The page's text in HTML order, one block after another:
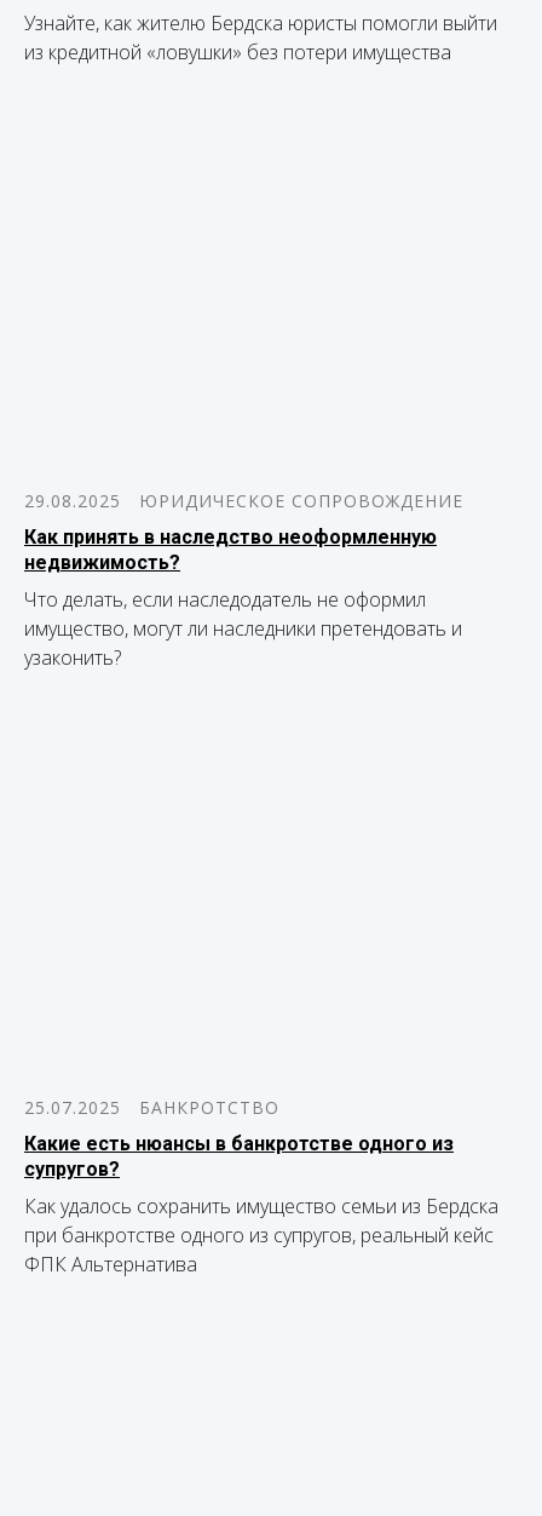
Узнайте, как жителю Бердска юристы помогли выйти
из кредитной «ловушки» без потери имущества
29.08.2025
ЮРИДИЧЕСКОЕ СОПРОВОЖДЕНИЕ
Как принять в наследство неоформленную
недвижимость?
Что делать, если наследодатель не оформил
имущество, могут ли наследники претендовать и
узаконить?
25.07.2025
БАНКРОТСТВО
Какие есть нюансы в банкротстве одного из
супругов?
Как удалось сохранить имущество семьи из Бердска
при банкротстве одного из супругов, реальный кейс
ФПК Альтернатива